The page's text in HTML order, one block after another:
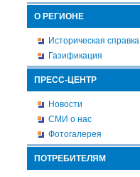
О РЕГИОНЕ
Историческая справка
Газификация
ПРЕСС-ЦЕНТР
Новости
СМИ о нас
Фотогалерея
ПОТРЕБИТЕЛЯМ